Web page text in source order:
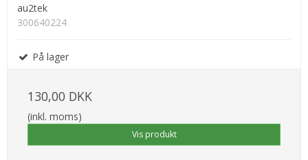
au2tek
300640224
På lager
130,00 DKK
(inkl. moms)
Vis produkt